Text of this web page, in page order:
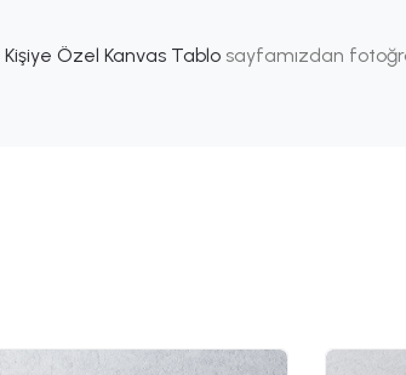
Kişiye Özel Kanvas Tablo sayfamızdan